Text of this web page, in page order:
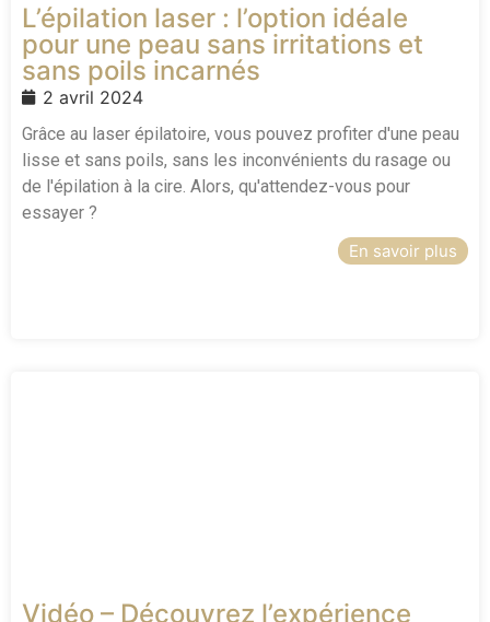
L’épilation laser : l’option idéale
pour une peau sans irritations et
sans poils incarnés
2 avril 2024
Grâce au laser épilatoire, vous pouvez profiter d'une peau
lisse et sans poils, sans les inconvénients du rasage ou
de l'épilation à la cire. Alors, qu'attendez-vous pour
essayer ?
En savoir plus
Vidéo – Découvrez l’expérience